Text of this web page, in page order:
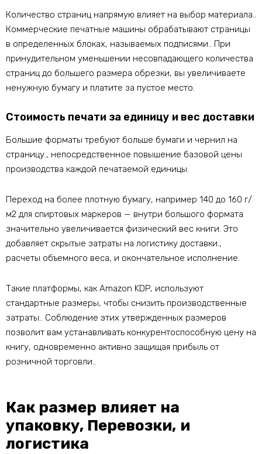
Количество страниц напрямую влияет на выбор материала..
Коммерческие печатные машины обрабатывают страницы
в определенных блоках, называемых подписями.. При
принудительном уменьшении несовпадающего количества
страниц до большего размера обрезки, вы увеличиваете
ненужную бумагу и платите за пустое место.
Стоимость печати за единицу и вес доставки
Большие форматы требуют больше бумаги и чернил на
страницу., непосредственное повышение базовой цены
производства каждой печатаемой единицы.
Переход на более плотную бумагу, например 140 до 160 г/
м2 для спиртовых маркеров — внутри большого формата
значительно увеличивается физический вес книги. Это
добавляет скрытые затраты на логистику доставки.,
расчеты объемного веса, и окончательное исполнение.
Такие платформы, как Amazon KDP, используют
стандартные размеры, чтобы снизить производственные
затраты.. Соблюдение этих утвержденных размеров
позволит вам устанавливать конкурентоспособную цену на
книгу, одновременно активно защищая прибыль от
розничной торговли..
Как размер влияет на
упаковку, Перевозки, и
логистика